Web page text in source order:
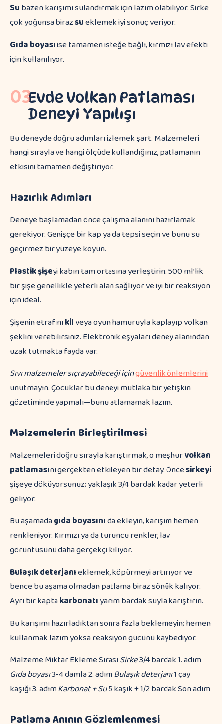
Subazen karışımı sulandırmak için lazım olabiliyor. Sirke
çok yoğunsa birazsueklemek iyi sonuç veriyor.
Gıda boyasıise tamamen isteğe bağlı, kırmızı lav efekti
için kullanılıyor.
03Evde Volkan Patlaması
Deneyi Yapılışı
Bu deneyde doğru adımları izlemek şart. Malzemeleri
hangi sırayla ve hangi ölçüde kullandığınız, patlamanın
etkisini tamamen değiştiriyor.
Hazırlık Adımları
Deneye başlamadan önce çalışma alanını hazırlamak
gerekiyor. Genişçe bir kap ya da tepsi seçin ve bunu su
geçirmez bir yüzeye koyun.
Plastik şişeyi kabın tam ortasına yerleştirin. 500 ml’lik
bir şişe genellikle yeterli alan sağlıyor ve iyi bir reaksiyon
için ideal.
Şişenin etrafınıkilveya oyun hamuruyla kaplayıp volkan
şeklini verebilirsiniz. Elektronik eşyaları deney alanından
uzak tutmakta fayda var.
Sıvı malzemeler sıçrayabileceği içingüvenlik önlemlerini
unutmayın. Çocuklar bu deneyi mutlaka bir yetişkin
gözetiminde yapmalı—bunu atlamamak lazım.
Malzemelerin Birleştirilmesi
Malzemeleri doğru sırayla karıştırmak, o meşhurvolkan
patlamasını gerçekten etkileyen bir detay. Öncesirkeyi
şişeye döküyorsunuz; yaklaşık 3/4 bardak kadar yeterli
geliyor.
Bu aşamadagıda boyasınıda ekleyin, karışım hemen
renkleniyor. Kırmızı ya da turuncu renkler, lav
görüntüsünü daha gerçekçi kılıyor.
Bulaşık deterjanıeklemek, köpürmeyi artırıyor ve
bence bu aşama olmadan patlama biraz sönük kalıyor.
Ayrı bir kaptakarbonatıyarım bardak suyla karıştırın.
Bu karışımı hazırladıktan sonra fazla beklemeyin; hemen
kullanmak lazım yoksa reaksiyon gücünü kaybediyor.
Malzeme Miktar Ekleme SırasıSirke3/4 bardak 1. adım
Gıda boyası3-4 damla 2. adımBulaşık deterjanı1 çay
kaşığı 3. adımKarbonat + Su5 kaşık + 1/2 bardak Son adım
Patlama Anının Gözlemlenmesi